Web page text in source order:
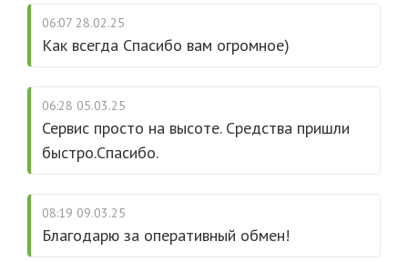
06:07 28.02.25
Как всегда Спасибо вам огромное)
06:28 05.03.25
Сервис просто на высоте. Средства пришли
быстро.Спасибо.
08:19 09.03.25
Благодарю за оперативный обмен!